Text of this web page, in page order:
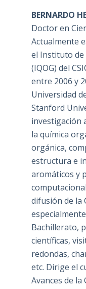
BERNARDO
Doctor en
Actualmente
el Instituto de
(IQOG) del
entre 2006 y
Universidad
Stanford
investigación
la química
orgánica,
estructura e
aromáticos y
difusión de la
Bachillerato,
científicas,
redondas,
etc. Dirige el
Avances de la